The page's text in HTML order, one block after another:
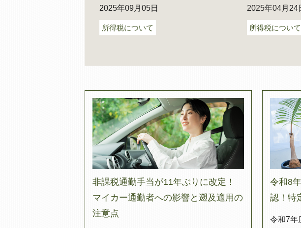
2025年09月05日
所得税について
2025年04月24
所得税について
非課税通勤手当が11年ぶりに改定！
マイカー通勤者への影響と遡及適用の
注意点
令和8
認！特
令和7年